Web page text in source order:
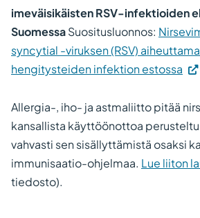
imeväisikäisten RSV-infektioiden
SuomessaSuositusluonnos:
syncytial -viruksen (RSV)
hengitysteiden infektion estossa
Allergia-, iho- ja astmaliitto pitää
kansallista käyttöönottoa
vahvasti sen sisällyttämistä osaksi
immunisaatio-ohjelmaa. Lue liiton
tiedosto).